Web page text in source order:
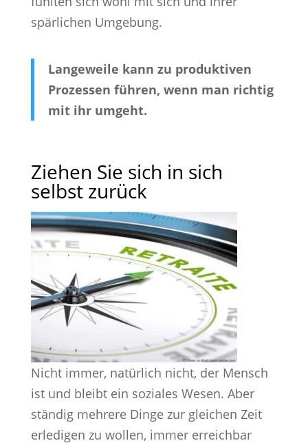
spärlichen Umgebung.
Langeweile kann zu produktiven
Prozessen führen, wenn man richtig
mit ihr umgeht.
Ziehen Sie sich in sich
selbst zurück
Nicht immer, natürlich nicht, der Mensch
ist und bleibt ein soziales Wesen. Aber
ständig mehrere Dinge zur gleichen Zeit
erledigen zu wollen, immer erreichbar